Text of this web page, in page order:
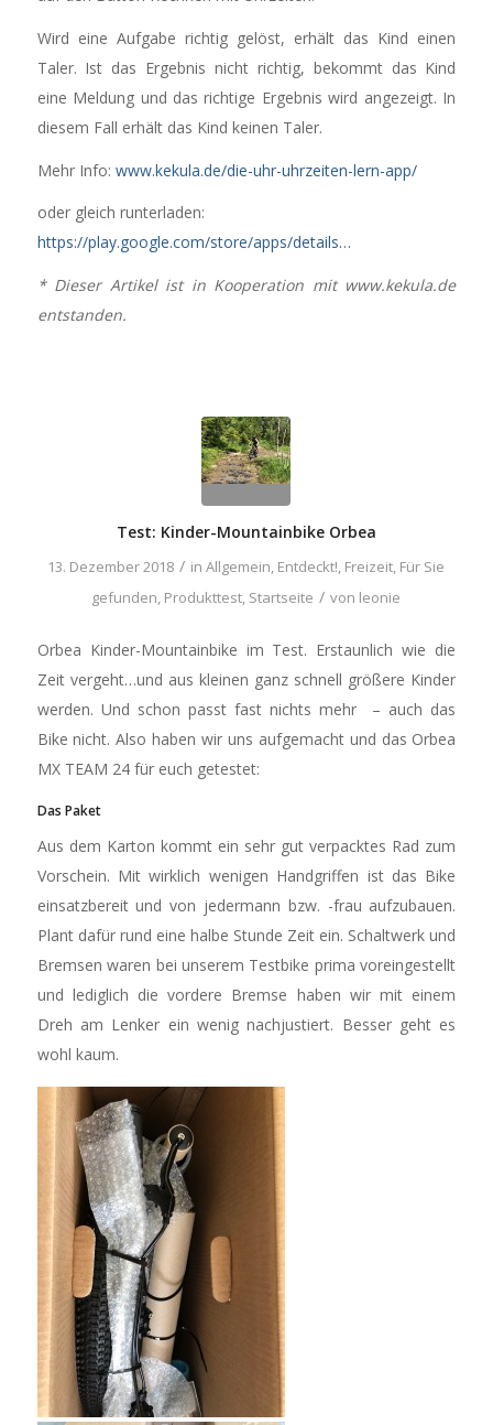
Wird eine Aufgabe richtig gelöst, erhält das Kind einen
Taler. Ist das Ergebnis nicht richtig, bekommt das Kind
eine Meldung und das richtige Ergebnis wird angezeigt. In
diesem Fall erhält das Kind keinen Taler.
Mehr Info: www.kekula.de/die-uhr-uhrzeiten-lern-app/
oder gleich runterladen:
https://play.google.com/store/apps/details…
* Dieser Artikel ist in Kooperation mit www.kekula.de
entstanden.
Test: Kinder-Mountainbike Orbea
13. Dezember 2018 / inAllgemein, Entdeckt!, Freizeit, Für Sie
gefunden, Produkttest, Startseite / von leonie
Orbea Kinder-Mountainbike im Test. Erstaunlich wie die
Zeit vergeht…und aus kleinen ganz schnell größere Kinder
werden. Und schon passt fast nichts mehr – auch das
Bike nicht. Also haben wir uns aufgemacht und das Orbea
MX TEAM 24 für euch getestet:
Das Paket
Aus dem Karton kommt ein sehr gut verpacktes Rad zum
Vorschein. Mit wirklich wenigen Handgriffen ist das Bike
einsatzbereit und von jedermann bzw. -frau aufzubauen.
Plant dafür rund eine halbe Stunde Zeit ein. Schaltwerk und
Bremsen waren bei unserem Testbike prima voreingestellt
und lediglich die vordere Bremse haben wir mit einem
Dreh am Lenker ein wenig nachjustiert. Besser geht es
wohl kaum.